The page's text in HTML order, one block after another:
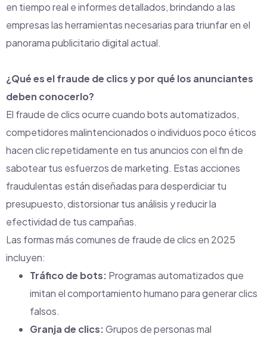
en tiempo real e informes detallados, brindando a las
empresas las herramientas necesarias para triunfar en el
panorama publicitario digital actual.
¿Qué es el fraude de clics y por qué los anunciantes
deben conocerlo?
El fraude de clics ocurre cuando bots automatizados,
competidores malintencionados o individuos poco éticos
hacen clic repetidamente en tus anuncios con el fin de
sabotear tus esfuerzos de marketing. Estas acciones
fraudulentas están diseñadas para desperdiciar tu
presupuesto, distorsionar tus análisis y reducir la
efectividad de tus campañas.
Las formas más comunes de fraude de clics en 2025
incluyen:
Tráfico de bots: Programas automatizados que
imitan el comportamiento humano para generar clics
falsos.
Granja de clics:Grupos de personas mal